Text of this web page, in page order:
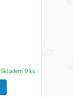
Skladem 9 ks